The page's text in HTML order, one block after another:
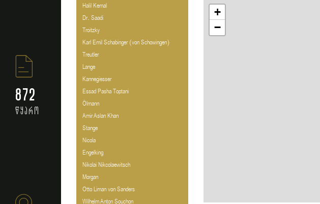
872
წყარო
Halil Kemal
Dr. Saadi
Troitzky
Karl Emil Schabinger (von Schowingen)
Treutler
Lange
Kannegiesser
Essad Pasha Toptani
Ölmann
Amir Aslan Khan
Stange
Nicola
Engelking
Nikolai Nikcolaewitsch
Morgan
Otto Liman von Sanders
Wilhelm Anton Souchon
+
−